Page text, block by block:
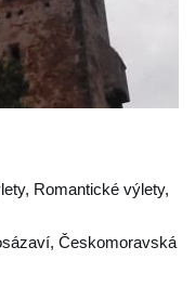
Romantické výlety,
, Českomoravská